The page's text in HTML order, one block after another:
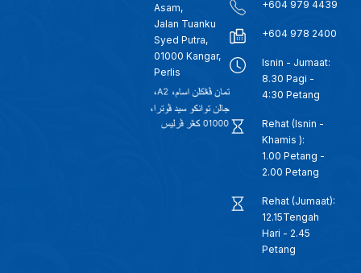
Asam,
Jalan Tuanku
Syed Putra,
01000 Kangar,
Perlis
+604 979 4439
+604 978 2400
Isnin - Jumaat:
8.30 Pagi -
4:30 Petang
Rehat (Isnin -
Khamis ):
1.00 Petang -
2.00 Petang
Rehat (Jumaat):
12.15Tengah
Hari - 2.45
Petang